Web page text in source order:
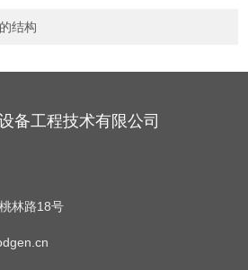
结构
备工程技术有限公司
林路18号